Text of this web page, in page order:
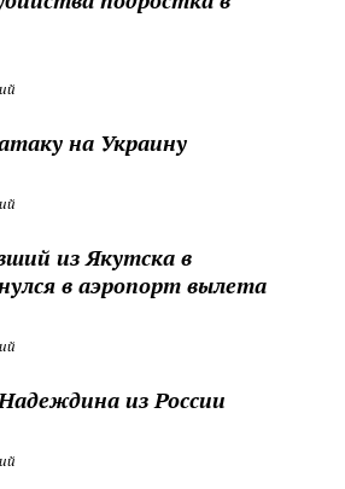
на Украину
из Якутска в
в аэропорт вылета
из России